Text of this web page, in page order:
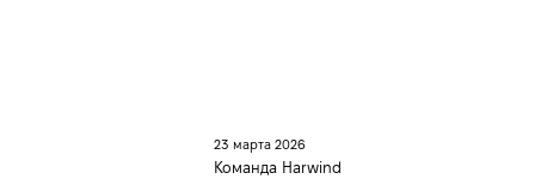
23 марта 2026
Команда Harwind